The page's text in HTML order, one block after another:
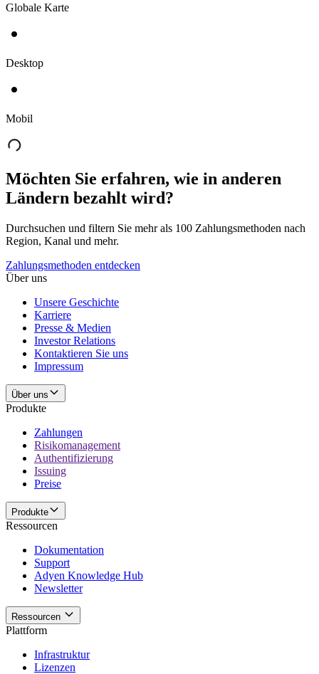
Globale Karte
Desktop
Mobil
Möchten Sie erfahren, wie in anderen
Ländern bezahlt wird?
Durchsuchen und filtern Sie mehr als 100 Zahlungsmethoden nach
Region, Kanal und mehr.
Zahlungsmethoden entdecken
Über uns
Unsere Geschichte
Karriere
Presse & Medien
Investor Relations
Kontaktieren Sie uns
Impressum
Über uns
Produkte
Zahlungen
Risikomanagement
Authentifizierung
Issuing
Preise
Produkte
Ressourcen
Dokumentation
Support
Adyen Knowledge Hub
Newsletter
Ressourcen
Plattform
Infrastruktur
Lizenzen